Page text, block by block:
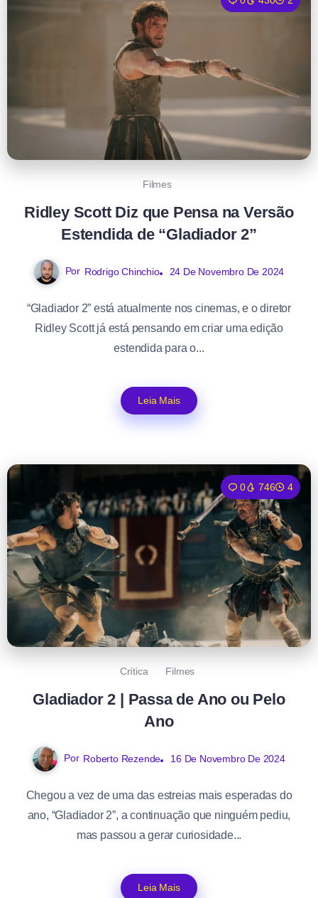
Filmes
Ridley Scott Diz que Pensa na Versão
Estendida de “Gladiador 2”
Por Rodrigo Chinchio 24 De Novembro De 2024
“Gladiador 2” está atualmente nos cinemas, e o diretor
Ridley Scott já está pensando em criar uma edição
estendida para o...
Leia Mais
0 746 4
Crítica Filmes
Gladiador 2 | Passa de Ano ou Pelo
Ano
Por Roberto Rezende 16 De Novembro De 2024
Chegou a vez de uma das estreias mais esperadas do
ano, “Gladiador 2”, a continuação que ninguém pediu,
mas passou a gerar curiosidade...
Leia Mais